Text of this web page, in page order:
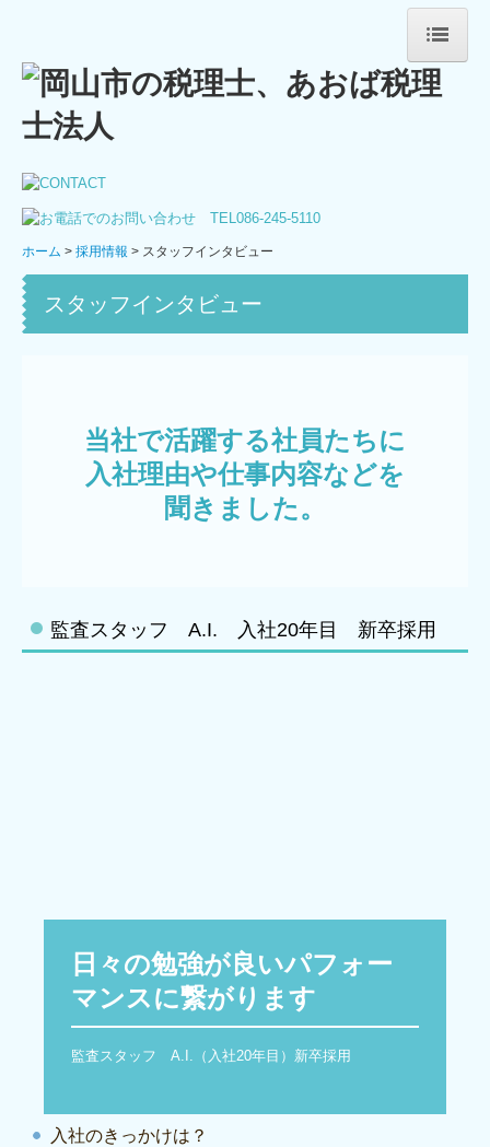
ホーム
法人案内
ごあいさつ
法人概要
スタッフ紹介
法人・個人事業主の皆さま
セミナー案内
キャリアアップ・教育制度
働きやすさへの取組
ホーム 採用情報 スタッフインタビュー
スタッフインタビュー
当社で活躍する社員たちに
入社理由や仕事内容などを
聞きました。
監査スタッフ A.I. 入社20年目 新卒採用
日々の勉強が良いパフォー
マンスに繋がります
監査スタッフ　A.I.（入社20年目）新卒採用
入社のきっかけは？